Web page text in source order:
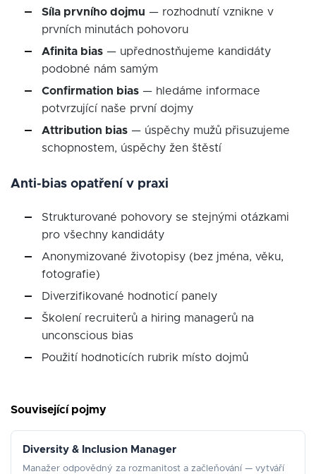
Síla prvního dojmu — rozhodnutí vznikne v
prvních minutách pohovoru
Afinita bias — upřednostňujeme kandidáty
podobné nám samým
Confirmation bias — hledáme informace
potvrzující naše první dojmy
Attribution bias — úspěchy mužů přisuzujeme
schopnostem, úspěchy žen štěstí
Anti-bias opatření v praxi
Strukturované pohovory se stejnými otázkami
pro všechny kandidáty
Anonymizované životopisy (bez jména, věku,
fotografie)
Diverzifikované hodnoticí panely
Školení recruiterů a hiring managerů na
unconscious bias
Použití hodnoticích rubrik místo dojmů
Související pojmy
Diversity & Inclusion Manager
Manažer odpovědný za rozmanitost a začleňování — vytváří